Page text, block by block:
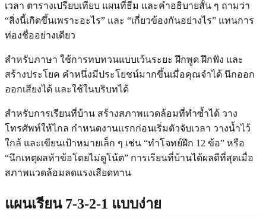
เวลา ตารางเปรียบเทียบ แผนที่ธีม และคำอธิบายสั้น ๆ ถามว่า
“สิ่งนี้เกิดขึ้นเพราะอะไร” และ “เกี่ยวข้องกันอย่างไร” แทนการ
ท่องชื่ออย่างเดียว
สำหรับภาษา ใช้การทบทวนแบบเว้นระยะ ฝึกพูด ฝึกฟัง และ
สร้างประโยค คำหนึ่งมีประโยชน์มากขึ้นเมื่อคุณจำได้ นึกออก
ออกเสียงได้ และใช้ในบริบทได้
สำหรับการเรียนที่บ้าน สร้างสภาพแวดล้อมที่ทำซ้ำได้ วาง
โทรศัพท์ให้ไกล กำหนดงานแรกก่อนเริ่มตัวจับเวลา วางน้ำไว้
ใกล้ และเขียนเป้าหมายเล็ก ๆ เช่น “ทำโจทย์ฝึก 12 ข้อ” หรือ
“นึกเหตุผลห้าข้อโดยไม่ดูโน้ต” การเรียนที่บ้านได้ผลดีที่สุดเมื่อ
สภาพแวดล้อมลดแรงเสียดทาน
แผนเรียน 7-3-2-1 แบบง่าย